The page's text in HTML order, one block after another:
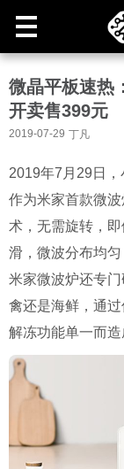
微晶平板速热
开卖售399元
2019-07-29 丁凡
2019年7月29日，
作为米家首款微
术，无需旋转，
滑，微波分布均
米家微波炉还专
禽还是海鲜，通
解冻功能单一而造